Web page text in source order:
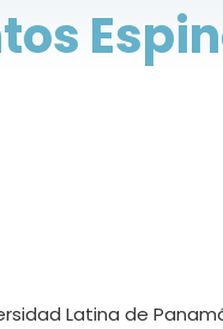
Latina de